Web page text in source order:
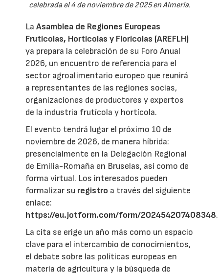
celebrada el 4 de noviembre de 2025 en Almería.
LaAsamblea de Regiones Europeas
Frutícolas, Hortícolas y Florícolas (AREFLH)
ya prepara la celebración de su Foro Anual
2026, un encuentro de referencia para el
sector agroalimentario europeo que reunirá
a representantes de las regiones socias,
organizaciones de productores y expertos
de la industria frutícola y hortícola.
El evento tendrá lugar el próximo 10 de
noviembre de 2026, de manera híbrida:
presencialmente en la Delegación Regional
de Emilia-Romaña en Bruselas, así como de
forma virtual. Los interesados pueden
formalizar su registro a través del siguiente
enlace:
https://eu.jotform.com/form/202454207408348.
La cita se erige un año más como un espacio
clave para el intercambio de conocimientos,
el debate sobre las políticas europeas en
materia de agricultura y la búsqueda de